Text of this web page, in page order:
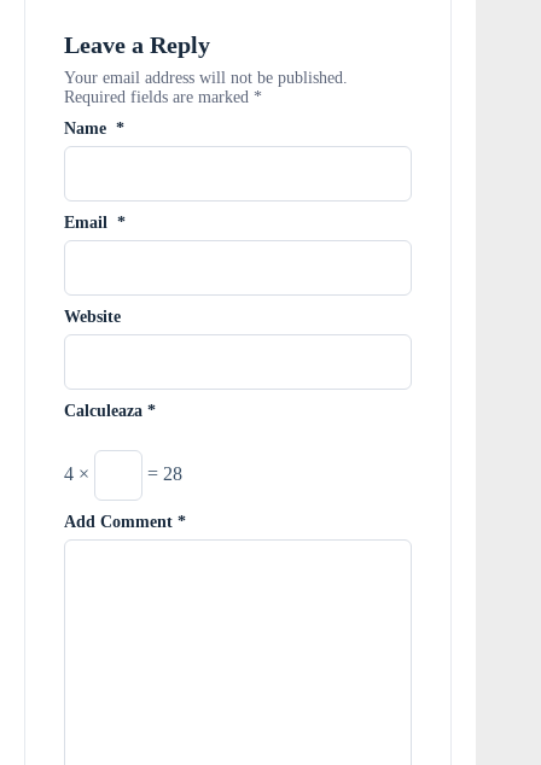
Leave a Reply
Your email address will not be published.
Required fields are marked *
Name *
Email *
Website
Calculeaza *
4 × = 28
Add Comment *